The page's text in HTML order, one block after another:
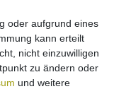
für Amazon
oder aufgrund eines
kann erteilt
nicht einzuwilligen
zu ändern oder
und weitere